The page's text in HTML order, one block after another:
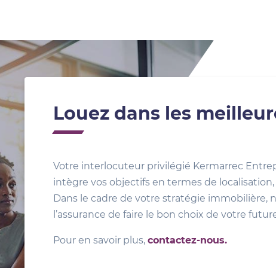
Louez dans les
Votre interlocuteur privilégié Kermarrec
intègre vos objectifs en termes de
Dans le cadre de votre stratégie immobilière,
l’assurance de faire le bon choix de votre
Pour en savoir plus, contactez-nous.